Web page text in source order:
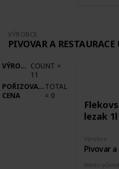
VÝROBCE
PIVOVAR A RESTAURACE
VÝROBCE COUNT =
11
POŘIZOVACÍ
CENA
TOTAL
= 0
lezak
Výrobce
Město